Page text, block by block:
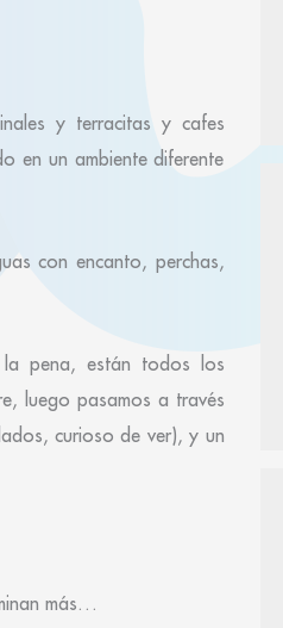
y terracitas y cafes
en un ambiente diferente
con encanto, perchas,
la pena, están todos los
luego pasamos a través
curioso de ver), y un
más…